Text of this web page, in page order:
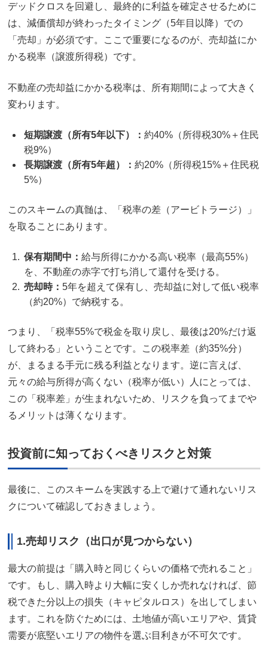
デッドクロスを回避し、最終的に利益を確定させるために
は、減価償却が終わったタイミング（5年目以降）での
「売却」が必須です。ここで重要になるのが、売却益にか
かる税率（譲渡所得税）です。
不動産の売却益にかかる税率は、所有期間によって大きく
変わります。
短期譲渡（所有5年以下）： 約40%（所得税30%＋住民
税9%）
長期譲渡（所有5年超）： 約20%（所得税15%＋住民税
5%）
このスキームの真髄は、「税率の差（アービトラージ）」
を取ることにあります。
保有期間中： 給与所得にかかる高い税率（最高55%）
を、不動産の赤字で打ち消して還付を受ける。
売却時： 5年を超えて保有し、売却益に対して低い税率
（約20%）で納税する。
つまり、「税率55%で税金を取り戻し、最後は20%だけ返
して終わる」ということです。この税率差（約35%分）
が、まるまる手元に残る利益となります。逆に言えば、
元々の給与所得が高くない（税率が低い）人にとっては、
この「税率差」が生まれないため、リスクを負ってまでや
るメリットは薄くなります。
投資前に知っておくべきリスクと対策
最後に、このスキームを実践する上で避けて通れないリス
クについて確認しておきましょう。
1.売却リスク（出口が見つからない）
最大の前提は「購入時と同じくらいの価格で売れること」
です。もし、購入時より大幅に安くしか売れなければ、節
税できた分以上の損失（キャピタルロス）を出してしまい
ます。これを防ぐためには、土地値が高いエリアや、賃貸
需要が底堅いエリアの物件を選ぶ目利きが不可欠です。